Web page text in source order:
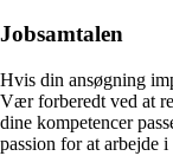
Jobsamtalen
Hvis din ansøgning
Vær forberedt ved at
dine kompetencer
passion for at arbejde